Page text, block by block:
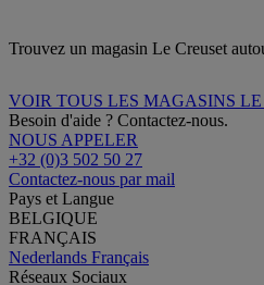
Trouvez un magasin Le Creuset
VOIR TOUS LES MAGASINS
Besoin d'aide ? Contactez-nous.
NOUS APPELER
+32 (0)3 502 50 27
Contactez-nous par mail
Pays et Langue
BELGIQUE
FRANÇAIS
Nederlands Français
Réseaux Sociaux